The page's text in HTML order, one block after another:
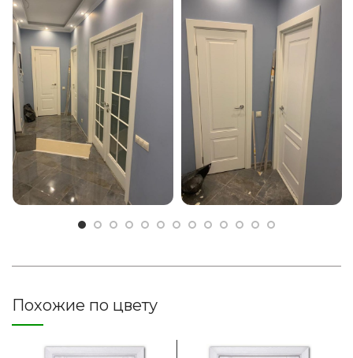
Похожие по цвету